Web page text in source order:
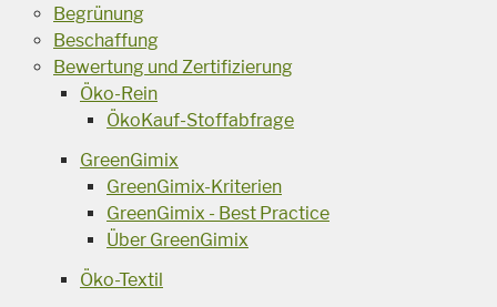
Begrünung
Beschaffung
Bewertung und Zertifizierung
Öko-Rein
ÖkoKauf-Stoffabfrage
GreenGimix
GreenGimix-Kriterien
GreenGimix - Best Practice
Über GreenGimix
Öko-Textil